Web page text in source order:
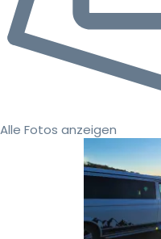
Alle Fotos anzeigen